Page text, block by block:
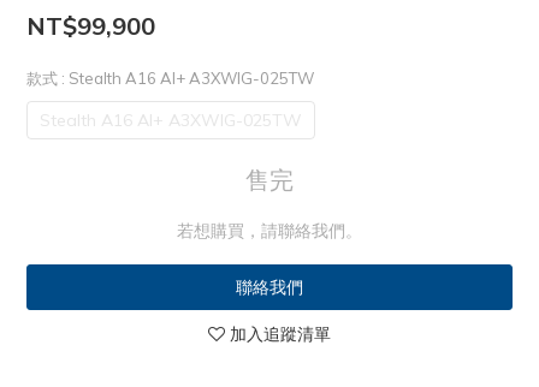
NT$99,900
款式 : Stealth A16 AI+ A3XWIG-025TW
Stealth A16 AI+ A3XWIG-025TW
售完
若想購買，請聯絡我們。
聯絡我們
加入追蹤清單